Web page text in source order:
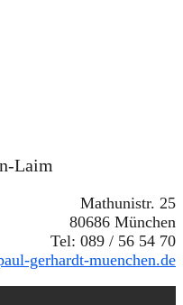
Laim
Mathunistr. 25
80686 München
Tel: 089 / 56 54 70
gerhardt-muenchen.de